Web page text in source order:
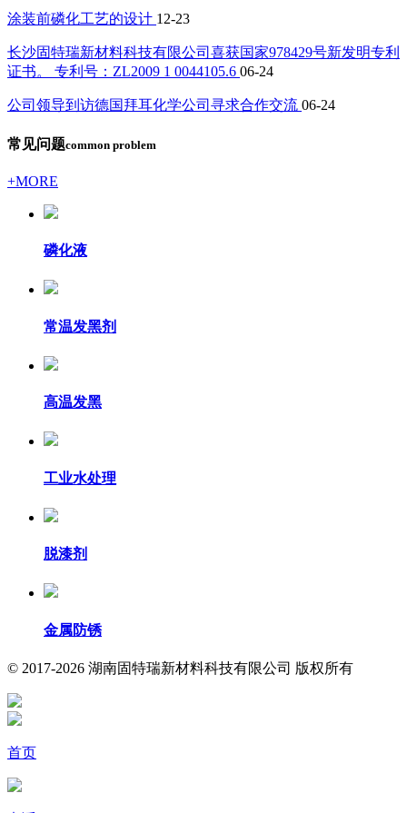
涂装前磷化工艺的设计 12-23
长沙固特瑞新材料科技有限公司喜获国家978429号新发明专利
证书。 专利号：ZL2009 1 0044105.6 06-24
公司领导到访德国拜耳化学公司寻求合作交流 06-24
常见问题common problem
+MORE
磷化液
常温发黑剂
高温发黑
工业水处理
脱漆剂
金属防锈
© 2017-2026 湖南固特瑞新材料科技有限公司 版权所有
首页